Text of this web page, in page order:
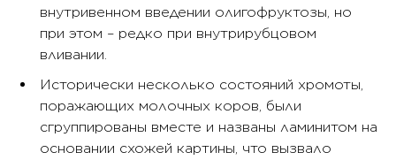
внутривенном введении олигофруктозы, но
при этом – редко при внутрирубцовом
вливании.
Исторически несколько состояний хромоты,
поражающих молочных коров, были
сгруппированы вместе и названы ламинитом на
основании схожей картины, что вызвало